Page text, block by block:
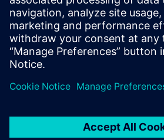
Tilleggsinformasjon
Nettsted: LÜTH & DÜMCHEN